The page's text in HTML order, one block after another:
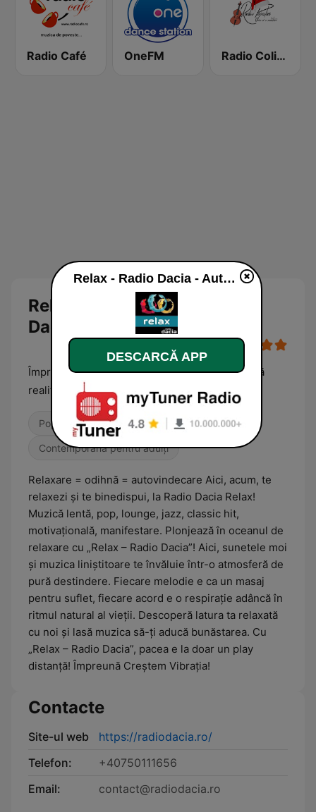
Radio Café OneFM Radio Colinde Popular
Relax Radio Online: Radio
Dacia Live
Împreună ridicăm vibrația! Acum alegem o nouă
realitate benefică tuturor!
Pop / Top 40 Ușor de ascultat
Contemporană pentru adulți
Relaxare = odihnă = autovindecare Aici, acum, te
relaxezi și te binedispui, la Radio Dacia Relax!
Muzică lentă, pop, lounge, jazz, classic hit,
motivațională, manifestare. Plonjează în oceanul de
relaxare cu „Relax – Radio Dacia”! Aici, sunetele moi
și muzica liniștitoare te învăluie într-o atmosferă de
pură destindere. Fiecare melodie e ca un masaj
pentru suflet, fiecare acord e o respirație adâncă în
ritmul natural al vieții. Descoperă latura ta relaxată
cu noi și lasă muzica să-ți aducă bunăstarea. Cu
„Relax – Radio Dacia”, pacea e la doar un play
distanță! Împreună Creștem Vibrația!
Contacte
Site-ul web
https://radiodacia.ro/
Telefon:
+40750111656
Email:
contact@radiodacia.ro
Relax - Radio Dacia - Autocunoastere, Mindfullness live
DESCARCĂ APP